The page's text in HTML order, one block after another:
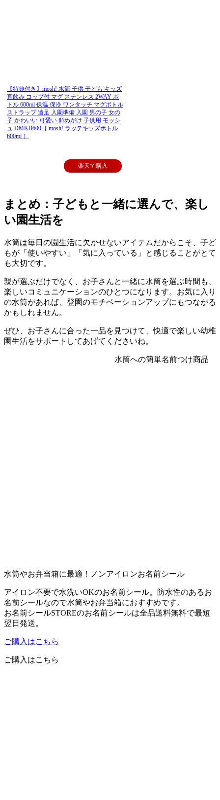
【特典付き】mosh! 水筒 子供 子ども キッズ
直飲み コップ付 マグ ステンレス 2WAY ボ
トル 600ml 保温 保冷 ワンタッチ マグボトル
ストラップ 遠足 入園準備 入園 男の子 女の
子 かわいい 可愛い 斜めがけ 子供用 モッシ
ュ DMKB600［ mosh! ラッテキッズボトル
600ml ］
楽天で購入
まとめ：子どもと一緒に選んで、楽し
い園生活を
水筒は毎日の園生活に欠かせないアイテムだからこそ、子ど
もが「使いやすい」「気に入っている」と感じることがとて
も大切です。
親が選ぶだけでなく、お子さんと一緒に水筒を選ぶ時間も、
楽しいコミュニケーションのひとつになります。お気に入り
の水筒があれば、登園のモチベーションアップにもつながる
かもしれません。
ぜひ、お子さんに合った一品を見つけて、快適で楽しい幼稚
園生活をサポートしてあげてくださいね。
水筒への簡単名前つけ商品
水筒やお弁当箱に最適！ノンアイロンお名前シール
アイロン不要で水洗いOKのお名前シール。防水性のあるお
名前シールなので水筒やお弁当箱におすすめです。
お名前シールSTOREのお名前シールは全品送料無料で最短
翌日発送。
ご購入はこちら
ご購入はこちら